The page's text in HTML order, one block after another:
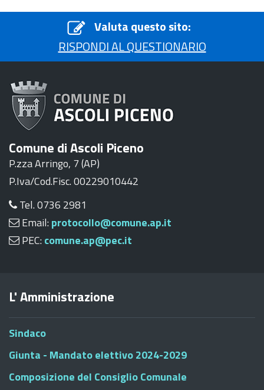
Valuta questo sito:
RISPONDI AL QUESTIONARIO
Comune di Ascoli Piceno
P.zza Arringo, 7 (AP)
P.Iva/Cod.Fisc. 00229010442
Tel. 0736 2981
Email: protocollo@comune.ap.it
PEC: comune.ap@pec.it
L' Amministrazione
Sindaco
Giunta - Mandato elettivo 2024-2029
Composizione del Consiglio Comunale